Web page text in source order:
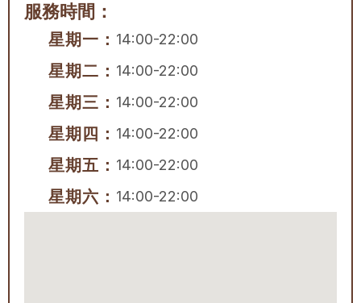
服務時間：
星期一： 14:00-22:00
星期二： 14:00-22:00
星期三： 14:00-22:00
星期四： 14:00-22:00
星期五： 14:00-22:00
星期六： 14:00-22:00